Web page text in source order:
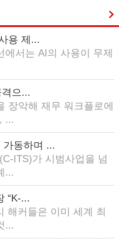
용 제...
서는 AI의 사용이 무제
으...
장악해 재무 워크플로에
...
가동하며 ...
ITS)가 시범사업을 넘
...
“K-...
해커들은 이미 세계 최
...